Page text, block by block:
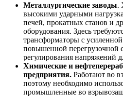
Металлургические заводы.
высокими ударными
печей, прокатных станов и
оборудования. Здесь
трансформаторы с
повышенной перегрузочной
регулирования напряжений
Химические и
предприятия. Работают во
поэтому необходимо
промышленные во